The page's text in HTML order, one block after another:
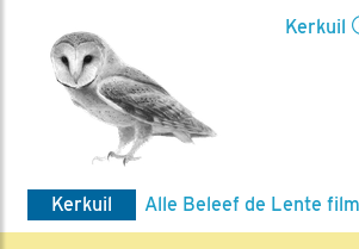
Kerkuil
Kerkuil Alle Beleef de Lente